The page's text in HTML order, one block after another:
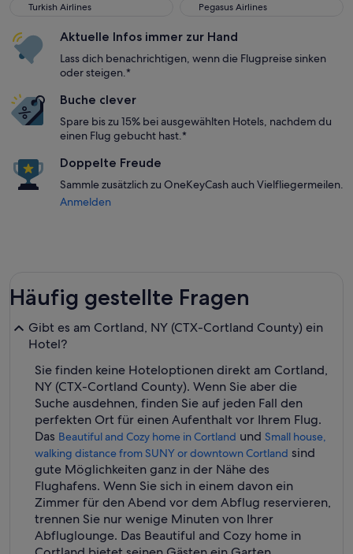
Turkish Airlines
Pegasus Airlines
Aktuelle Infos immer zur Hand
Lass dich benachrichtigen, wenn die Flugpreise sinken
oder steigen.*
Buche clever
Spare bis zu 15% bei ausgewählten Hotels, nachdem du
einen Flug gebucht hast.*
Doppelte Freude
Sammle zusätzlich zu OneKeyCash auch Vielfliegermeilen.
Anmelden
Häufig gestellte Fragen
Gibt es am Cortland, NY (CTX-Cortland County) ein
Hotel?
Sie finden keine Hoteloptionen direkt am Cortland,
NY (CTX-Cortland County). Wenn Sie aber die
Suche ausdehnen, finden Sie auf jeden Fall den
perfekten Ort für einen Aufenthalt vor Ihrem Flug.
Das Beautiful and Cozy home in Cortland und Small house,
walking distance from SUNY or downtown Cortland sind
gute Möglichkeiten ganz in der Nähe des
Flughafens. Wenn Sie sich in einem davon ein
Zimmer für den Abend vor dem Abflug reservieren,
trennen Sie nur wenige Minuten von Ihrer
Abfluglounge. Das Beautiful and Cozy home in